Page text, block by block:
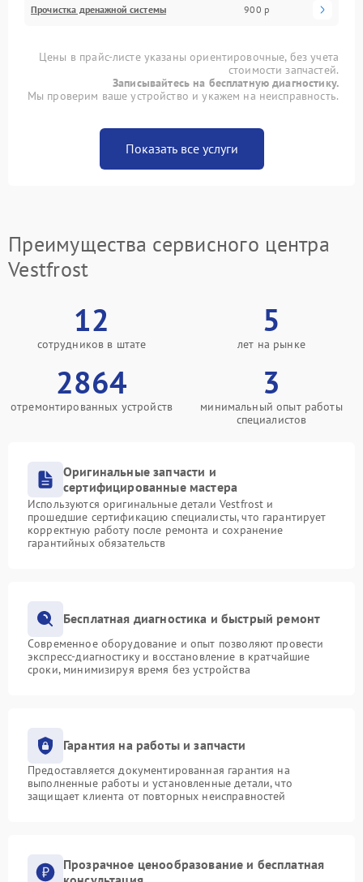
Прочистка дренажной системы 900 р
Цены в прайс-листе указаны ориентировочные, без учета
стоимости запчастей.
Записывайтесь на бесплатную диагностику.
Мы проверим ваше устройство и укажем на неисправность.
Показать все услуги
Преимущества сервисного центра
Vestfrost
12
сотрудников в штате
5
лет на рынке
2864
отремонтированных устройств
3
минимальный опыт работы
специалистов
Оригинальные запчасти и
сертифицированные мастера
Используются оригинальные детали Vestfrost и
прошедшие сертификацию специалисты, что гарантирует
корректную работу после ремонта и сохранение
гарантийных обязательств
Бесплатная диагностика и быстрый ремонт
Современное оборудование и опыт позволяют провести
экспресс-диагностику и восстановление в кратчайшие
сроки, минимизируя время без устройства
Гарантия на работы и запчасти
Предоставляется документированная гарантия на
выполненные работы и установленные детали, что
защищает клиента от повторных неисправностей
Прозрачное ценообразование и бесплатная